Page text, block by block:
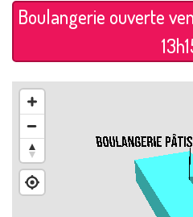
Boulangerie ouverte